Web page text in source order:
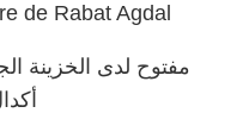
de Rabat Agdal
مفتوح لدى الخزينة